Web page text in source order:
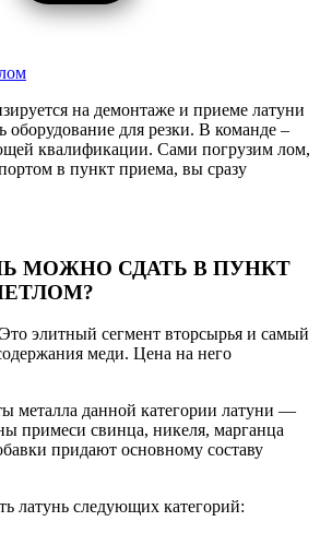
на демонтаже и приеме латуни
оборудование для резки. В команде –
квалификации. Сами погрузим лом,
в пункт приема, вы сразу
МОЖНО СДАТЬ В ПУНКТ
элитный сегмент вторсырья и самый
меди. Цена на него
металла данной категории латуни —
примеси свинца, никеля, марганца
придают основному составу
латунь следующих категорий: